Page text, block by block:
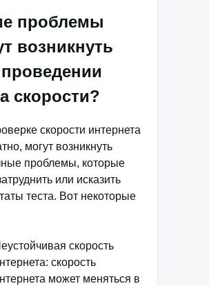
проблемы
возникнуть
скорости?
скорости интернета
могут возникнуть
проблемы, которые
или исказить
теста. Вот некоторые
скорость
скорость
может меняться в